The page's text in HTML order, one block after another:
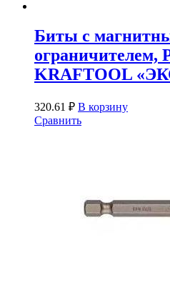
Биты с
ограничителем,
KRAFTOOL
320.61 ₽ В корзину
Сравнить